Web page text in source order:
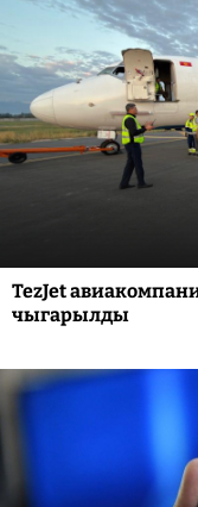
TezJet
чыгарылды